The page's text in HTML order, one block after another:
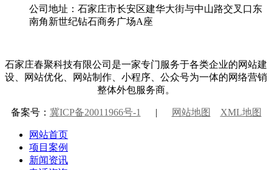
公司地址：石家庄市长安区建华大街与中山路交叉口东
南角新世纪钻石商务广场A座
石家庄春聚科技有限公司是一家专门服务于各类企业的网站建
设、网站优化、网站制作、小程序、公众号为一体的网络营销
整体外包服务商。
备案号： 冀ICP备20011966号-1 | 网站地图 XML地图
网站首页
项目案例
新闻资讯